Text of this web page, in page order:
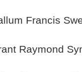
Francis
Raymond